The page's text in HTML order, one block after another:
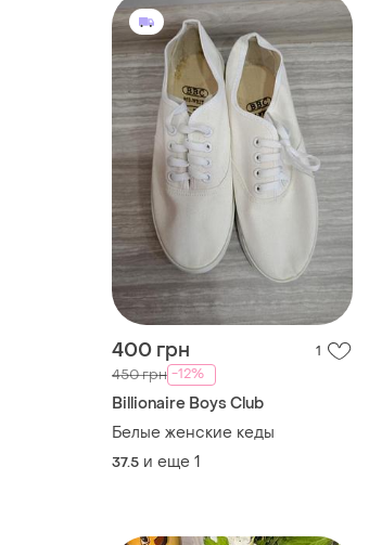
400 грн 1
450 грн -12%
Billionaire Boys Club
Белые женские кеды
37.5 и еще 1